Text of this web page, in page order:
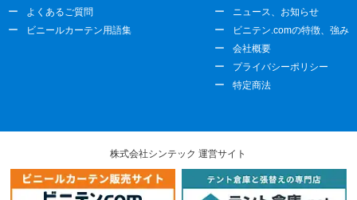
よくあるご質問
ビニールカーテン用語集
ニュース、お知らせ
ビニテン.comの特徴、強み
会社概要
プライバシーポリシー
特定商法
株式会社シンテック 運営サイト